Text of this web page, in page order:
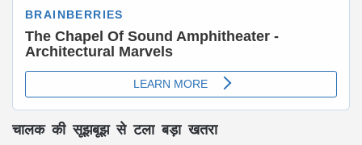
चालक की सूझबूझ से टला बड़ा खतरा